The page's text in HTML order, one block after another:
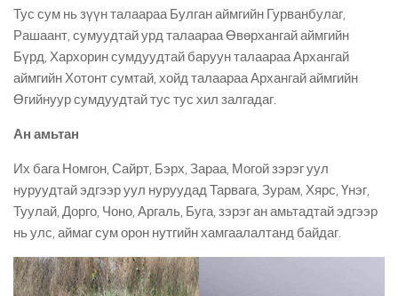
Тус сум нь зүүн талаараа Булган аймгийн Гурванбулаг,
Рашаант, сумуудтай урд талаараа Өвөрхангай аймгийн
Бүрд, Хархорин сумдуудтай баруун талаараа Архангай
аймгийн Хотонт сумтай, хойд талаараа Архангай аймгийн
Өгийнуур сумдуудтай тус тус хил залгадаг.
Ан амьтан
Их бага Номгон, Сайрт, Бэрх, Зараа, Могой зэрэг уул
нуруудтай эдгээр уул нуруудад Тарвага, Зурам, Хярс, Үнэг,
Туулай, Дорго, Чоно, Аргаль, Буга, зэрэг ан амьтадтай эдгээр
нь улс, аймаг сум орон нутгийн хамгаалалтанд байдаг.